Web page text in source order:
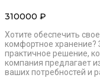
310000 ₽
Хотите обеспечить
комфортное хранение?
практичное решение,
компания предлагает
ваших потребностей и